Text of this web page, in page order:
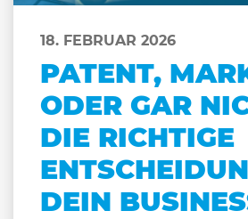
18. FEBRUAR 2026
PATENT,
ODER GAR
DIE RICHTIGE
DEIN